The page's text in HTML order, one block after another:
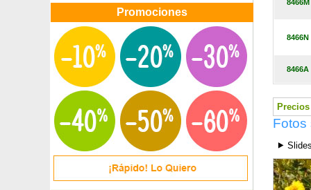
Promociones
Grosella espinosa
Grosellero de los Alpes
Grosellero ornamental
Grosellero rojo
Guayaba fresa
Guayabo de Chile 'Flambeau' -
Guayabo peruano, Guayabo cereza
Guillomo
Guillomo del Canadá
Gunnera de Magellan
Hakonechloa macra
Halesia, Árbol de campanillas plateadas
8466M
8466N
8466A
Fotos
⯈